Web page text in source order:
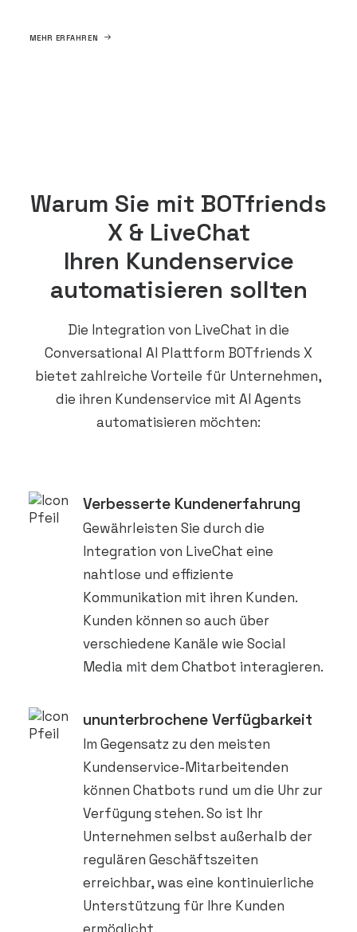
MEHR ERFAHREN
Warum Sie mit BOTfriends
X & LiveChat
Ihren Kundenservice
automatisieren sollten
Die Integration von LiveChat in die
Conversational AI Plattform BOTfriends X
bietet zahlreiche Vorteile für Unternehmen,
die ihren Kundenservice mit AI Agents
automatisieren möchten:
Verbesserte Kundenerfahrung
Gewährleisten Sie durch die
Integration von LiveChat eine
nahtlose und effiziente
Kommunikation mit ihren Kunden.
Kunden können so auch über
verschiedene Kanäle wie Social
Media mit dem Chatbot interagieren.
ununterbrochene Verfügbarkeit
Im Gegensatz zu den meisten
Kundenservice-Mitarbeitenden
können Chatbots rund um die Uhr zur
Verfügung stehen. So ist Ihr
Unternehmen selbst außerhalb der
regulären Geschäftszeiten
erreichbar, was eine kontinuierliche
Unterstützung für Ihre Kunden